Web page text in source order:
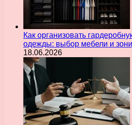
Как организовать
одежды: выбор мебели и
18.06.2026